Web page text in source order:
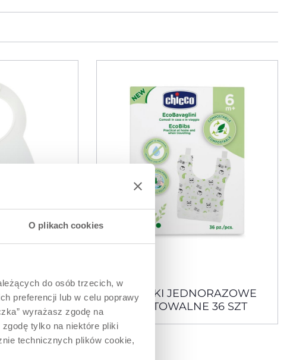
O plikach cookies
do osób trzecich, w
preferencji lub w celu poprawy
wyrażasz zgodę na
tylko na niektóre pliki
technicznych plików cookie,
Z
ŚLINIACZKI JEDNORAZOWE
KOMPOSTOWALNE 36 SZT
DNI